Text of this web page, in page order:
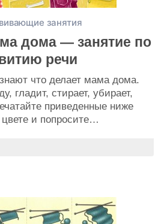
занятия
дома — занятие по
речи
что делает мама дома.
гладит, стирает, убирает,
приведенные ниже
и попросите…